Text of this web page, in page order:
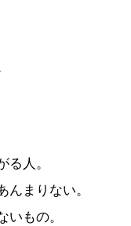
る人。
んまりない。
いもの。